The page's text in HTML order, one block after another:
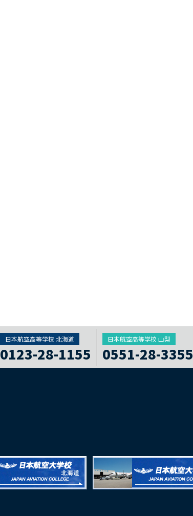
日本航空高等学校 北海道
0123-28-1155
日本航空高等学校 山梨
0551-28-3355